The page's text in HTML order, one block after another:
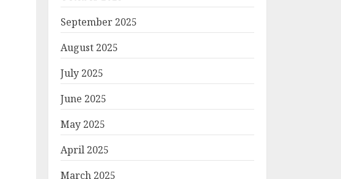
September 2025
August 2025
July 2025
June 2025
May 2025
April 2025
March 2025